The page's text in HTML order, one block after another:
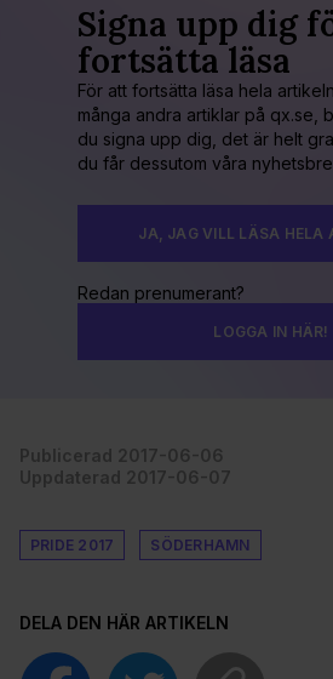
Signa upp dig
fortsätta läsa
För att fortsätta läsa hela
många andra artiklar på qx.se,
du signa upp dig, det är helt
du får dessutom våra
JA, JAG VILL LÄSA HELA
Redan prenumerant?
LOGGA IN HÄR!
Publicerad 2017-06-06
Uppdaterad 2017-06-07
PRIDE 2017 SÖDERHAMN
DELA DEN HÄR ARTIKELN